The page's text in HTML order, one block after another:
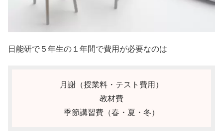
日能研で５年生の１年間で費用が必要なのは
月謝（授業料・テスト費用）
教材費
季節講習費（春・夏・冬）